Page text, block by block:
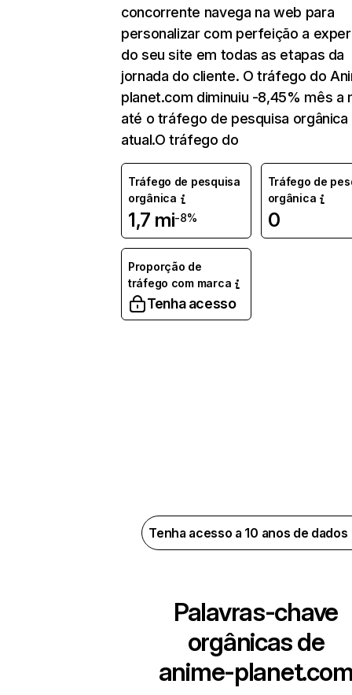
concorrente navega na web para
personalizar com perfeição a
do seu site em todas as etapas da
jornada do cliente. O tráfego do
planet.com diminuiu -8,45% mês a
até o tráfego de pesquisa orgânica
atual.O tráfego do
Tráfego de pesquisa
orgânica
1,7 mi-8%
Tráfego de
orgânica
0
Proporção de
tráfego com marca
Tenha acesso
Tenha acesso a 10 anos de
Palavras-chave
orgânicas de
anime-